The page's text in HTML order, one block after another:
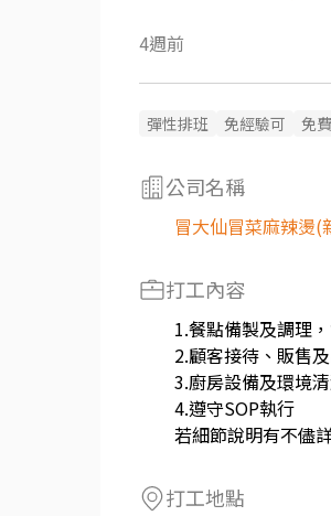
4週前
彈性排班 免經驗可 免
公司名稱
冒大仙冒菜麻辣燙
打工內容
1.餐點備製及調理
2.顧客接待、販售
3.廚房設備及環境
4.遵守SOP執行
若細節說明有不儘
打工地點